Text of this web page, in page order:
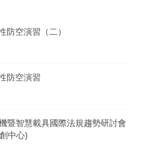
防空演習（二）
防空演習
暨智慧載具國際法規趨勢研討會
中心)